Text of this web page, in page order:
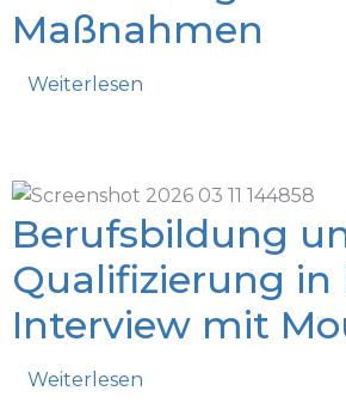
Maßnahmen
Weiterlesen
Berufsbildung
Qualifizierung in
Interview mit
Weiterlesen